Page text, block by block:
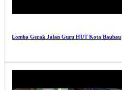
Lomba Gerak Jalan Guru HUT Kota Baubau